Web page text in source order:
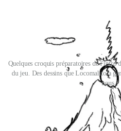
Quelques croquis préparatoires de l'intro
du jeu. Des dessins que Locomalito a
nous.
Après un tremblement de terre, un
l’intérieur du Teide, un volcan